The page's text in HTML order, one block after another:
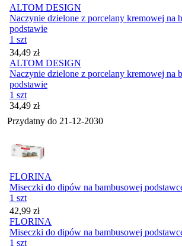
ALTOM DESIGN
Naczynie dzielone z porcelany kremowej na
podstawie
1 szt
Cena
34,49 zł
ALTOM DESIGN
Naczynie dzielone z porcelany kremowej na
podstawie
1 szt
Cena
34,49 zł
Przydatny do 21-12-2030
FLORINA
Miseczki do dipów na bambusowej
1 szt
Cena
42,99 zł
FLORINA
Miseczki do dipów na bambusowej
1 szt